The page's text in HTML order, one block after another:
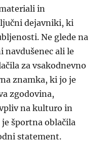
in
dejavniki, ki
Ne glede na
ali le
za vsakodnevno
znamka, ki jo je
zgodovina,
na kulturo in
športna oblačila
statement.